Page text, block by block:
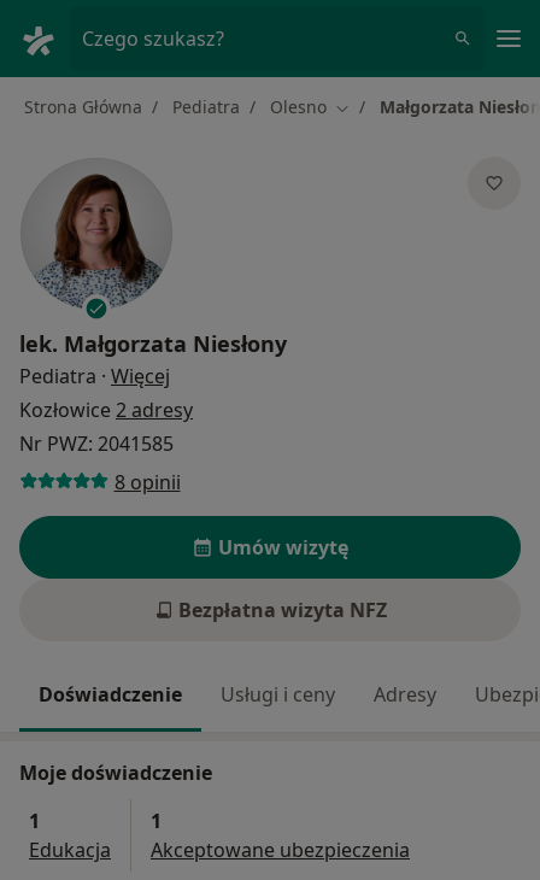
Czego szukasz?
Strona Główna Pediatra Olesno Zmień miasto
Małgorzata
lek. Małgorzata Niesłony
Pediatra · Więcej
Kozłowice 2 adresy
Nr PWZ: 2041585
8 opinii
Umów wizytę
Bezpłatna wizyta NFZ
Doświadczenie Usługi i ceny Adresy
Moje doświadczenie
1
Edukacja
1
Akceptowane ubezpieczenia